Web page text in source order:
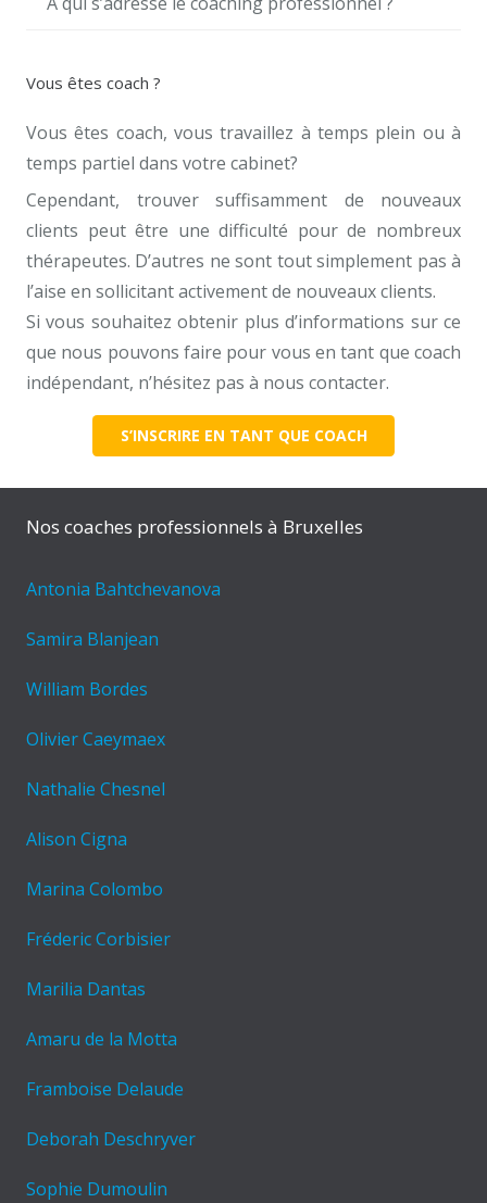
Vous êtes coach ?
Vous êtes coach, vous travaillez à temps plein ou à
temps partiel dans votre cabinet?
Cependant, trouver suffisamment de nouveaux
clients peut être une difficulté pour de nombreux
thérapeutes. D’autres ne sont tout simplement pas à
l’aise en sollicitant activement de nouveaux clients.
Si vous souhaitez obtenir plus d’informations sur ce
que nous pouvons faire pour vous en tant que coach
indépendant, n’hésitez pas à nous contacter.
S’INSCRIRE EN TANT QUE COACH
Nos coaches professionnels à Bruxelles
Antonia Bahtchevanova
Samira Blanjean
William Bordes
Olivier Caeymaex
Nathalie Chesnel
Alison Cigna
Marina Colombo
Fréderic Corbisier
Marilia Dantas
Amaru de la Motta
Framboise Delaude
Deborah Deschryver
Sophie Dumoulin